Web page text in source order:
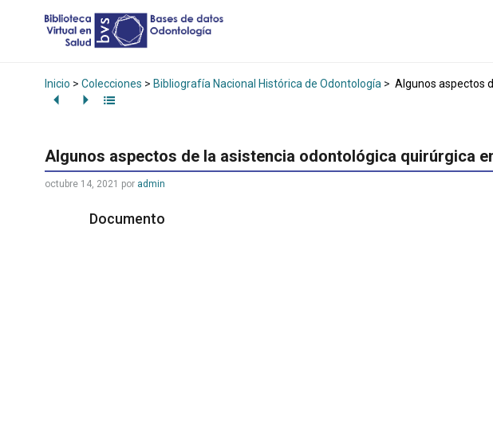
Inicio > Colecciones > Bibliografía Nacional Histórica de Odontología > Algunos aspectos
Algunos aspectos de la asistencia odontológica quirúrgica
octubre 14, 2021 por admin
Documento